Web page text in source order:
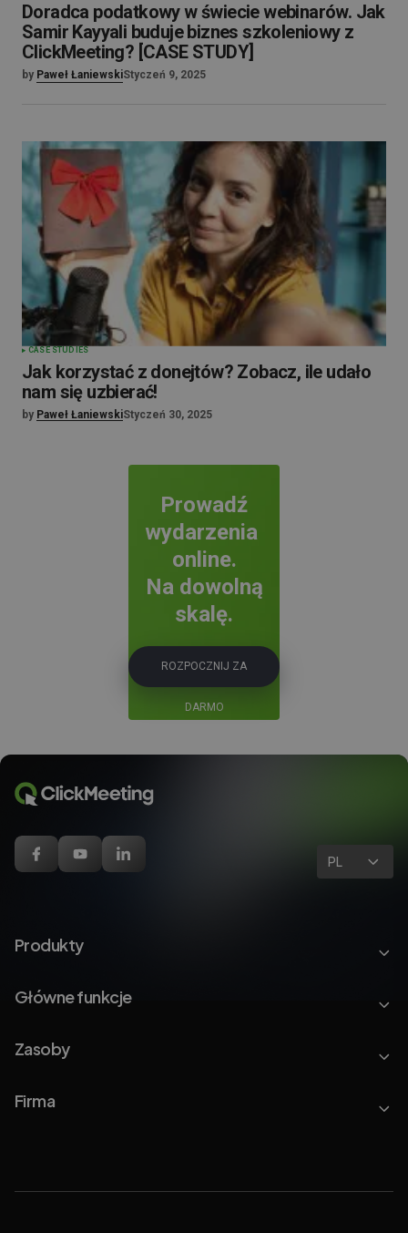
Doradca podatkowy w świecie webinarów. Jak
Samir Kayyali buduje biznes szkoleniowy z
ClickMeeting? [CASE STUDY]
by Paweł ŁaniewskiStyczeń 9, 2025
CASE STUDIES
Jak korzystać z donejtów? Zobacz, ile udało
nam się uzbierać!
by Paweł ŁaniewskiStyczeń 30, 2025
Prowadź
wydarzenia
online.
Na dowolną
skalę.
ROZPOCZNIJ ZA
DARMO
PL
Produkty
Główne funkcje
Zasoby
Firma